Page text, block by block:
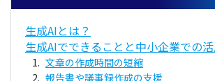
生成AIとは？
生成AIでできることと中小企業での
文章の作成時間の短縮
報告書や議事録作成の支援